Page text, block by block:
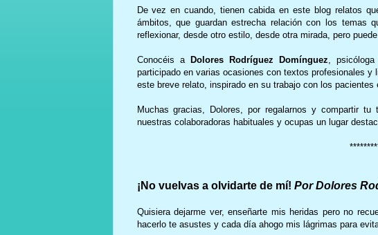
De vez en cuando, tienen cabida en este blog relatos
ámbitos, que guardan estrecha relación con los temas
reflexionar, desde otro estilo, desde otra mirada, pero
Conocéis a Dolores Rodríguez Domínguez,
participado en varias ocasiones con textos profesionales
este breve relato, inspirado en su trabajo con los
Muchas gracias, Dolores, por regalarnos y compartir
nuestras colaboradoras habituales y ocupas un lugar
¡No vuelvas a olvidarte de mí! Por Dolores
Quisiera dejarme ver, enseñarte mis heridas pero no
hacerlo te asustes y cada día ahogo mis lágrimas para